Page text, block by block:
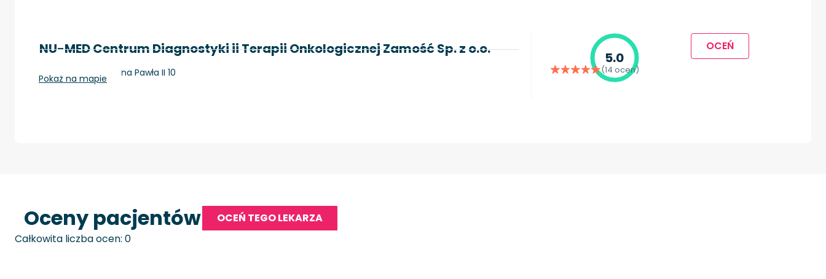
NU-MED Centrum Diagnostyki ii Terapii Onkologicznej Zamość Sp. z o.o.
Zamość, Aleje Jana Pawła II 10
Pokaż na mapie
5.0
(14 ocen)
OCEŃ
Oceny pacjentów
OCEŃ TEGO LEKARZA
Całkowita liczba ocen: 0